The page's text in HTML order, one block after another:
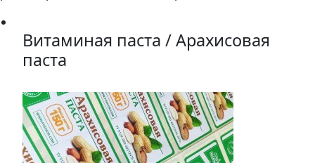
Витаминая паста / Арахисовая
паста